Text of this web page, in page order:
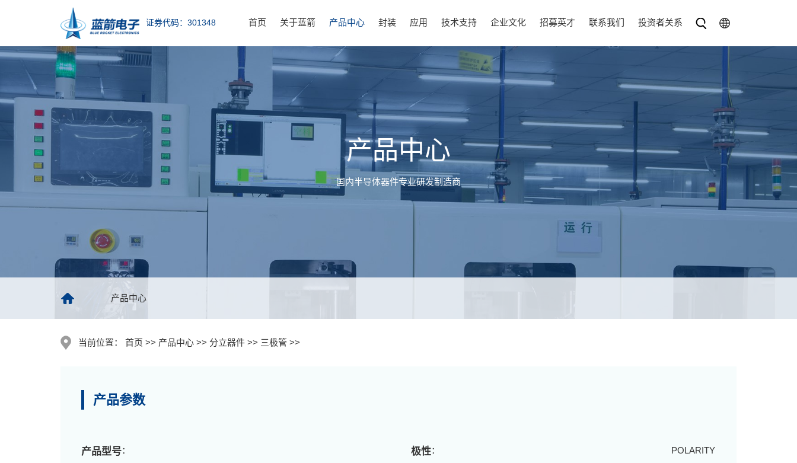
证券代码：301348 首页 关于蓝箭 产品中心 封装 应用 技术支持 企业文化 招募英才 联系我们 投资者关系
产品中心
国内半导体器件专业研发制造商
产品中心
当前位置： 首页 >> 产品中心 >> 分立器件 >> 三极管 >>
产品参数
产品型号： 极性： POLARITY